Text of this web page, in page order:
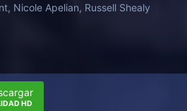
Nicole Apelian, Russell Shealy
HD